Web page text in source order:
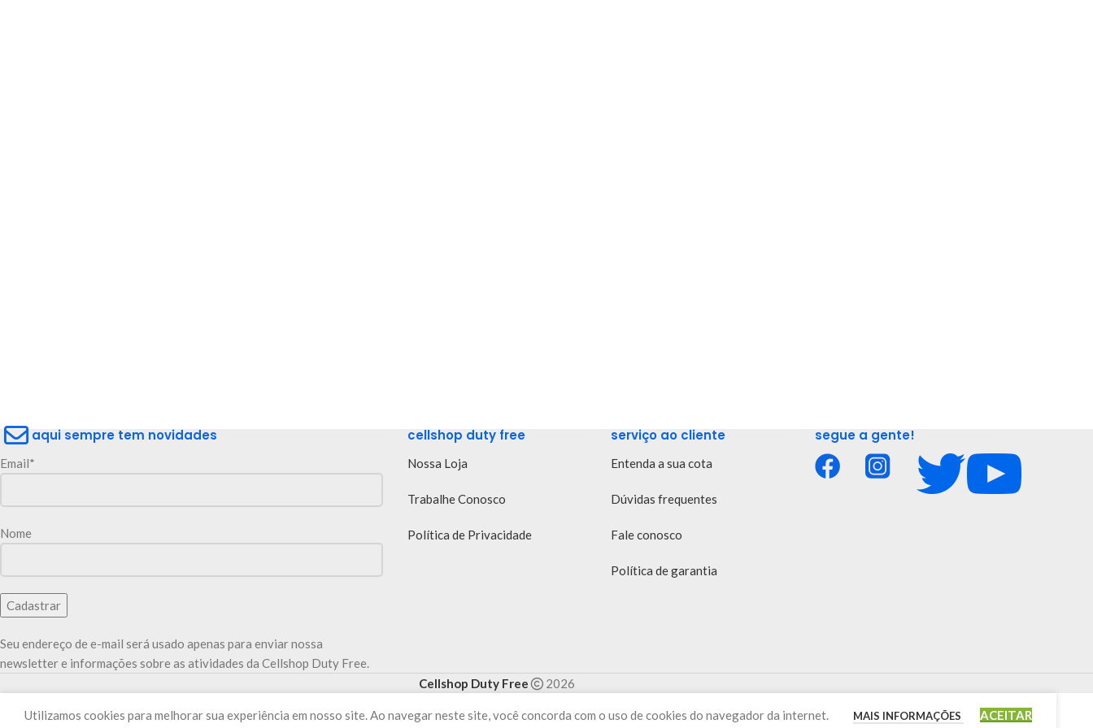
aqui sempre tem novidades
Email*
Nome
Seu endereço de e-mail será usado apenas para enviar nossa
newsletter e informações sobre as atividades da Cellshop Duty Free.
cellshop duty free
Nossa Loja
Trabalhe Conosco
Política de Privacidade
serviço ao cliente
Entenda a sua cota
Dúvidas frequentes
Fale conosco
Política de garantia
segue a gente!
Cellshop Duty Free 2026
Utilizamos cookies para melhorar sua experiência em nosso site. Ao navegar neste site, você concorda com o uso de cookies do navegador da internet. MAIS INFORMAÇÕES ACEITAR